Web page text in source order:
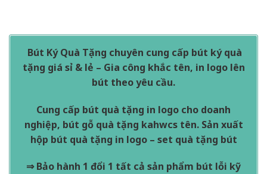
Bút Ký Quà Tặng chuyên cung cấp bút ký quà
tặng giá sỉ & lẻ – Gia công khắc tên, in logo lên
bút theo yêu cầu.
Cung cấp bút quà tặng in logo cho doanh
nghiệp, bút gỗ quà tặng kahwcs tên. Sản xuất
hộp bút quà tặng in logo – set quà tặng bút
⇒ Bảo hành 1 đổi 1 tất cả sản phẩm bút lỗi kỹ